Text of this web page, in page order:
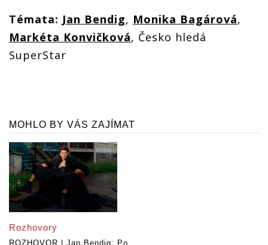
Témata: Jan Bendig, Monika Bagárová,
Markéta Konvičková, Česko hledá
SuperStar
MOHLO BY VÁS ZAJÍMAT
Rozhovory
ROZHOVOR | Jan Bendig: Po